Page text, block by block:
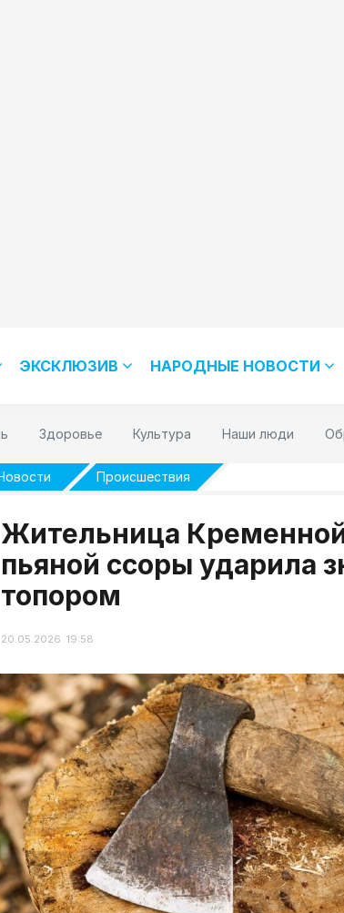
ЭКСКЛЮЗИВ НАРОДНЫЕ НОВОСТИ
Здоровье Культура Наши люди
Происшествия
Жительница
пьяной ссоры ударила
топором
20.05.2026 19:58